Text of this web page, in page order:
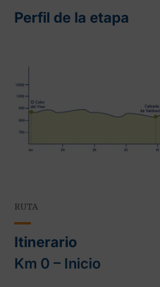
Perfil de la etapa
RUTA
Itinerario
Km 0 – Inicio